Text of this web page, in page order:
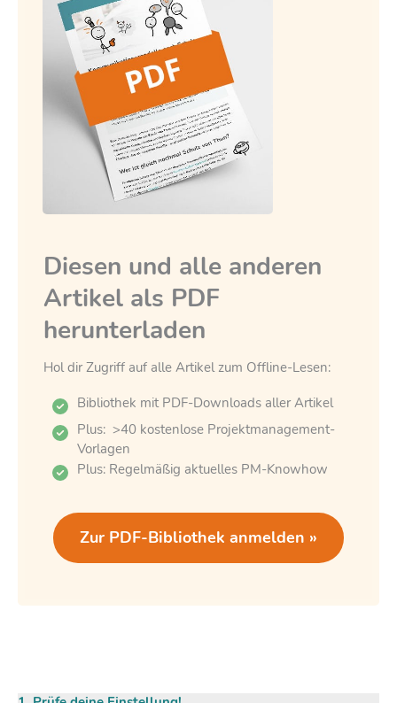
Diesen und alle anderen
Artikel als PDF
herunterladen
Hol dir Zugriff auf alle Artikel zum Offline-Lesen:
Bibliothek mit PDF-Downloads aller Artikel
Plus: >40 kostenlose Projektmanagement-
Vorlagen
Plus: Regelmäßig aktuelles PM-Knowhow
Zur PDF-Bibliothek anmelden »